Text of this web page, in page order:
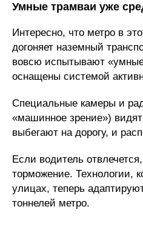
Умные трамваи уже
Интересно, что метро в
догоняет наземный
вовсю испытывают
оснащены системой
Специальные камеры и
«машинное зрение»)
выбегают на дорогу, и
Если водитель
торможение. Технологии,
улицах, теперь
тоннелей метро.